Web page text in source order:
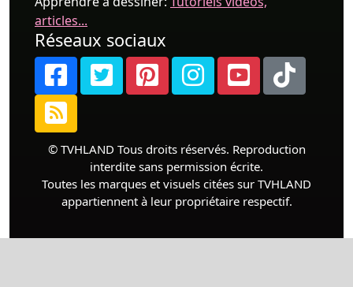
articles...
Réseaux sociaux
© TVHLAND Tous droits réservés. Reproduction
interdite sans permission écrite.
Toutes les marques et visuels citées sur TVHLAND
appartiennent à leur propriétaire respectif.